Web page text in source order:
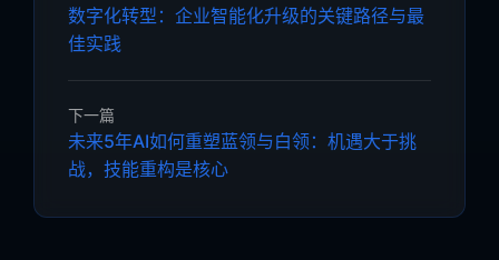
数字化转型：企业智能化升级的关键路径与最
佳实践
下一篇
未来5年AI如何重塑蓝领与白领：机遇大于挑
战，技能重构是核心